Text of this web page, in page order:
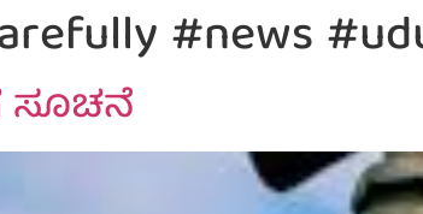
#news
ಸೂಚನೆ